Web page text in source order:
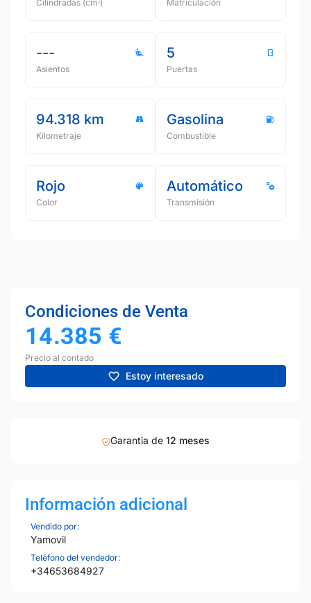
Cilindradas (cmᵌ) Matriculación
---
Asientos
5
Puertas
94.318 km
Kilometraje
Gasolina
Combustible
Rojo
Color
Automático
Transmisión
Condiciones de Venta
14.385 €
Precio al contado
Estoy interesado
Garantia de 12 meses
Información adicional
Vendido por:
Yamovil
Teléfono del vendedor:
+34653684927